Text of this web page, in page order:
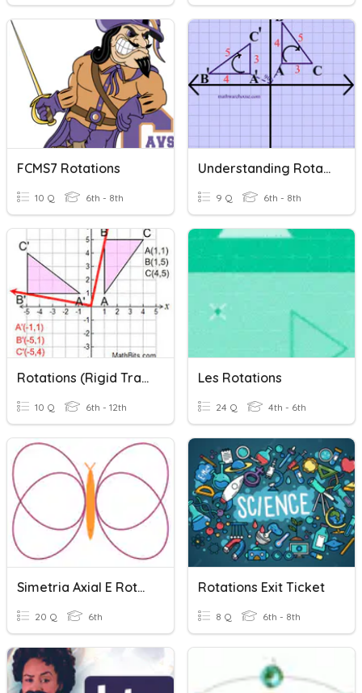
FCMS7 Rotations
10 Q 6th - 8th
Understanding Rotations
9 Q 6th - 8th
Rotations (Rigid Transformation)
10 Q 6th - 12th
Les Rotations
24 Q 4th - 6th
Simetria Axial E Rotacional
20 Q 6th
Rotations Exit Ticket
8 Q 6th - 8th